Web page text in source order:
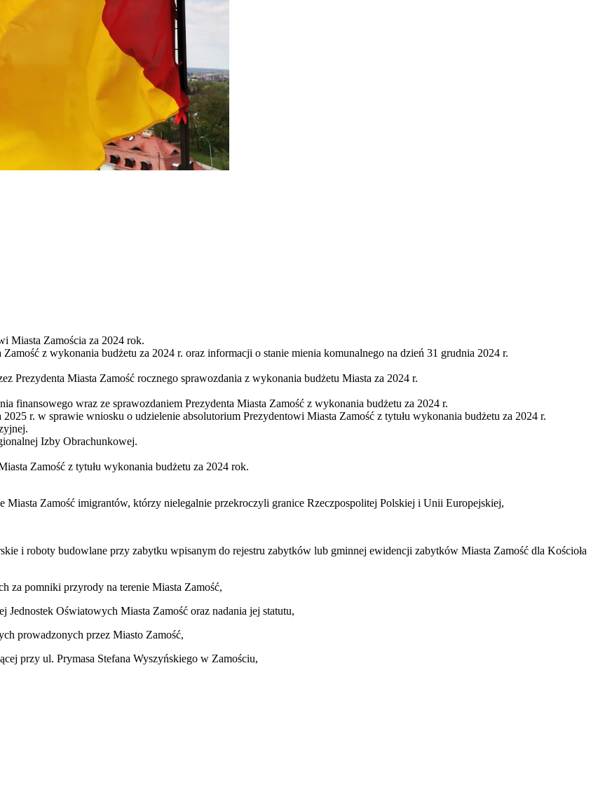
Miasta Zamościa za 2024 rok.
z wykonania budżetu za 2024 r. oraz informacji o stanie mienia komunalnego na dzień 31 grudnia 2024 r.
Prezydenta Miasta Zamość rocznego sprawozdania z wykonania budżetu Miasta za 2024 r.
finansowego wraz ze sprawozdaniem Prezydenta Miasta Zamość z wykonania budżetu za 2024 r.
r. w sprawie wniosku o udzielenie absolutorium Prezydentowi Miasta Zamość z tytułu wykonania budżetu za 2024 r.
Izby Obrachunkowej.
Zamość z tytułu wykonania budżetu za 2024 rok.
Miasta Zamość imigrantów, którzy nielegalnie przekroczyli granice Rzeczpospolitej Polskiej i Unii Europejskiej,
i roboty budowlane przy zabytku wpisanym do rejestru zabytków lub gminnej ewidencji zabytków Miasta Zamość dla Kościoła
za pomniki przyrody na terenie Miasta Zamość,
Oświatowych Miasta Zamość oraz nadania jej statutu,
prowadzonych przez Miasto Zamość,
przy ul. Prymasa Stefana Wyszyńskiego w Zamościu,